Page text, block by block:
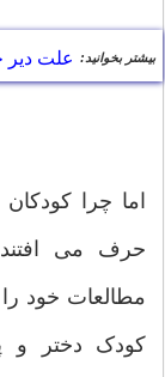
بیشتر بخوانید: علت
اما چرا
حرف می
کودک دختر و